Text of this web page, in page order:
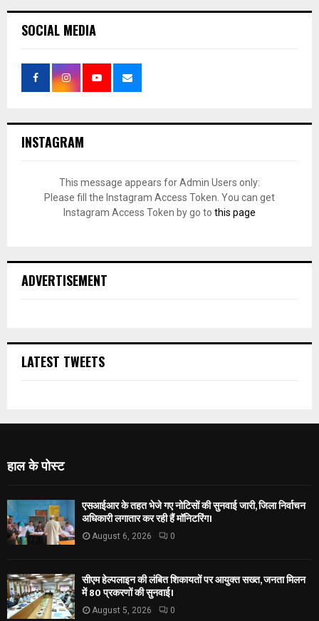
SOCIAL MEDIA
INSTAGRAM
This message appears for Admin Users only:
Please fill the Instagram Access Token. You can get
Instagram Access Token by go to this page
ADVERTISEMENT
LATEST TWEETS
हाल के पोस्ट
एसआईआर के तहत भेजे गए नोटिसों की सुनवाई जारी, जिला निर्वाचन
अधिकारी लगातार कर रही हैं मॉनिटरिंग।
August 6, 2026 0
सीएम हेल्पलाइन की लंबित शिकायतों पर आयुक्त सख्त, जनता मिलन
में 80 प्रकरणों की सुनवाई।
August 5, 2026 0